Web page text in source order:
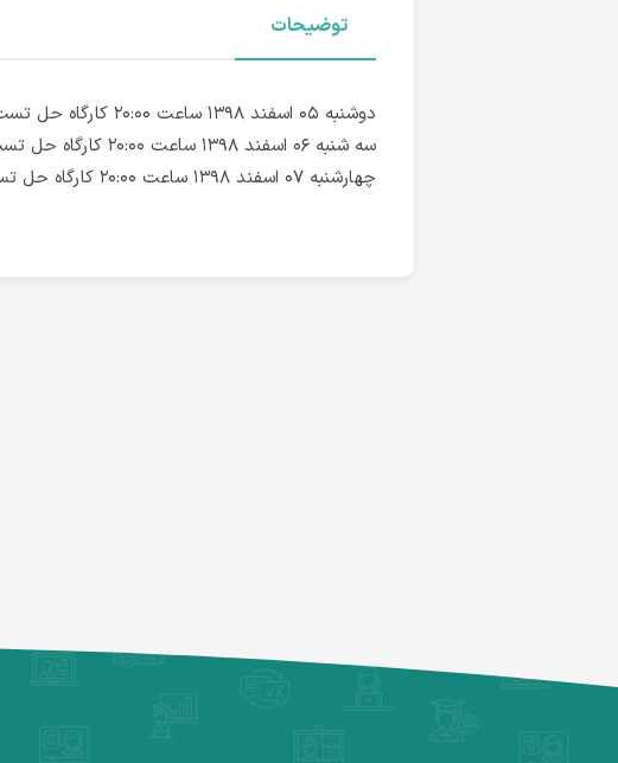
توضیحات
دوشنبه ۰۵ اسفند ۱۳۹۸‌ ساعت ۲۰:۰۰ کارگاه حل تست هوش مصنوعی | استاد شکری
سه شنبه ۰۶ اسفند ۱۳۹۸‌ ساعت ۲۰:۰۰ کارگاه حل تست نظریه زبان | استاد کاشفی
چهارشنبه ۰۷ اسفند ۱۳۹۸‌ ساعت ۲۰:۰۰ کارگاه حل تست مدار منطقی | استاد رضوی